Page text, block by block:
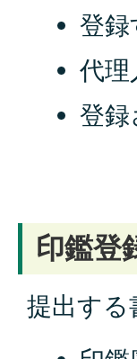
登録
代理
登
印鑑登
提出する